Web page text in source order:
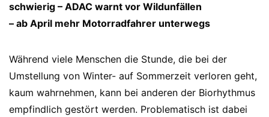
schwierig – ADAC warnt vor Wildunfällen
– ab April mehr Motorradfahrer unterwegs
Während viele Menschen die Stunde, die bei der
Umstellung von Winter- auf Sommerzeit verloren geht,
kaum wahrnehmen, kann bei anderen der Biorhythmus
empfindlich gestört werden. Problematisch ist dabei